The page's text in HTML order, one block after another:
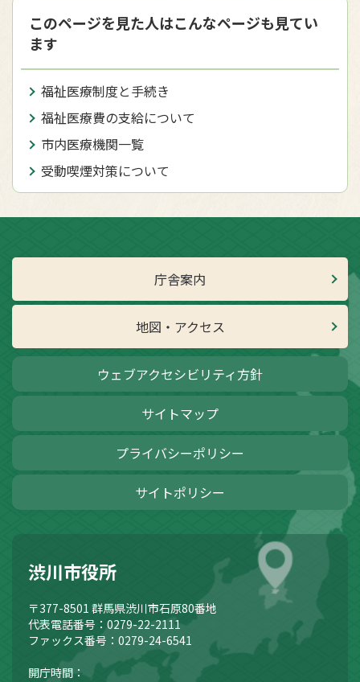
このページを見た人はこんなページも見てい
ます
福祉医療制度と手続き
福祉医療費の支給について
市内医療機関一覧
受動喫煙対策について
庁舎案内
地図・アクセス
ウェブアクセシビリティ方針
サイトマップ
プライバシーポリシー
サイトポリシー
渋川市役所
〒377-8501 群馬県渋川市石原80番地
代表電話番号：0279-22-2111
ファックス番号：0279-24-6541
開庁時間：